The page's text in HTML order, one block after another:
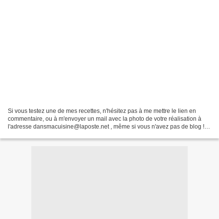
Si vous testez une de mes recettes, n'hésitez pas à me mettre le lien en
commentaire, ou à m'envoyer un mail avec la photo de votre réalisation à
l'adresse dansmacuisine@laposte.net , même si vous n'avez pas de blog !